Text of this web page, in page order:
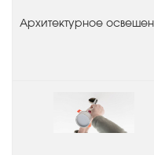
Архитектурное